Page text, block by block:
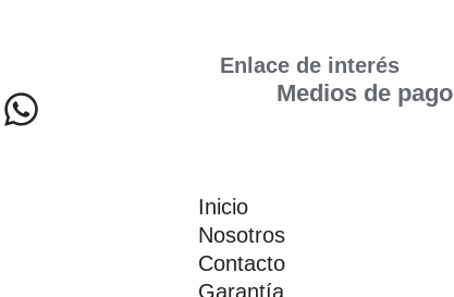
Enlace de interés
Medios de pago
Inicio
Nosotros
Contacto
Garantía